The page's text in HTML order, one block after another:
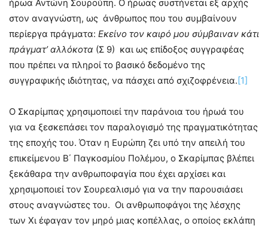
ήρωα Αντώνη Σουρούπη. Ο ήρωας συστήνεται εξ αρχής
στον αναγνώστη, ως άνθρωπος που του συμβαίνουν
περίεργα πράγματα: Εκείνο τον καιρό μου σύμβαιναν κάτι
πράγματ’ αλλόκοτα (Σ 9) και ως επίδοξος συγγραφέας
που πρέπει να πληροί το βασικό δεδομένο της
συγγραφικής ιδιότητας, να πάσχει από σχιζοφρένεια. [1]
Ο Σκαρίμπας χρησιμοποιεί την παράνοια του ήρωά του
για να ξεσκεπάσει τον παραλογισμό της πραγματικότητας
της εποχής του. Όταν η Ευρώπη ζει υπό την απειλή του
επικείμενου Β΄ Παγκοσμίου Πολέμου, ο Σκαρίμπας βλέπει
ξεκάθαρα την ανθρωποφαγία που έχει αρχίσει και
χρησιμοποιεί τον Σουρεαλισμό για να την παρουσιάσει
στους αναγνώστες του. Οι ανθρωποφάγοι της λέσχης
των Χι έφαγαν τον μηρό μιας κοπέλλας, ο οποίος εκλάπη